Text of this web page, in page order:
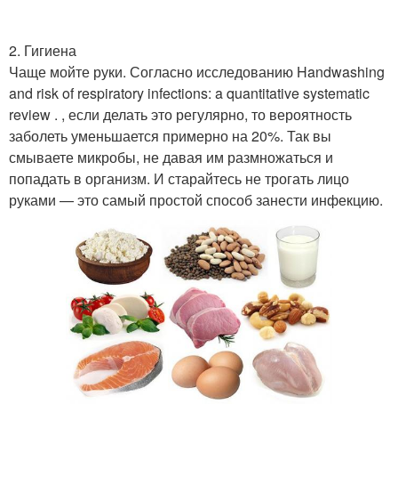
2. Гигиена
Чаще мойте руки. Согласно исследованию Handwashing
and risk of respiratory infections: a quantitative systematic
review . , если делать это регулярно, то вероятность
заболеть уменьшается примерно на 20%. Так вы
смываете микробы, не давая им размножаться и
попадать в организм. И старайтесь не трогать лицо
руками — это самый простой способ занести инфекцию.